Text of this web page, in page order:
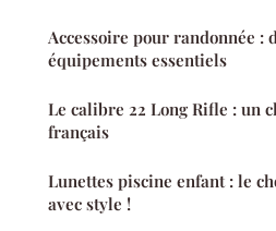
Accessoire pour randonnée :
équipements essentiels
Le calibre 22 Long Rifle : un
français
Lunettes piscine enfant : le
avec style !